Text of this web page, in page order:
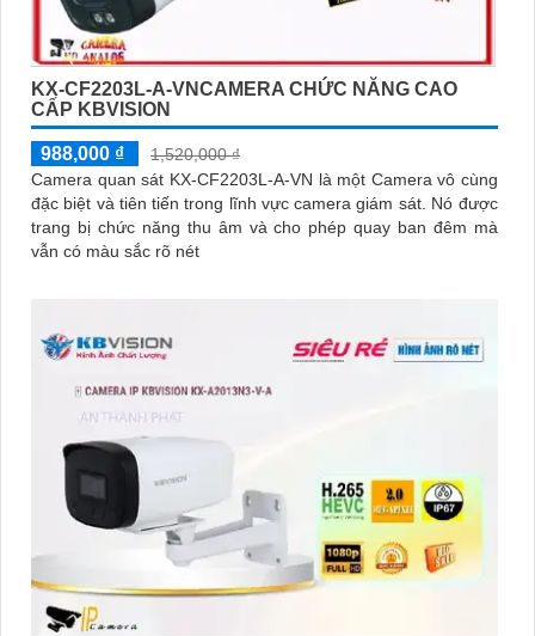
KX-CF2203L-A-VNCAMERA CHỨC NĂNG CAO
CẤP KBVISION
988,000 ₫
1,520,000 ₫
Camera quan sát KX-CF2203L-A-VN là một Camera vô cùng
đặc biệt và tiên tiến trong lĩnh vực camera giám sát. Nó được
trang bị chức năng thu âm và cho phép quay ban đêm mà
vẫn có màu sắc rõ nét